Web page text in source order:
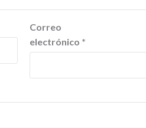
Correo
electrónico *